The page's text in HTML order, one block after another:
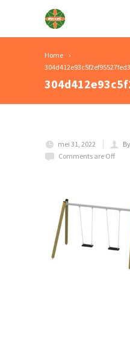
Home
mei 31, 2022
Comments are Off